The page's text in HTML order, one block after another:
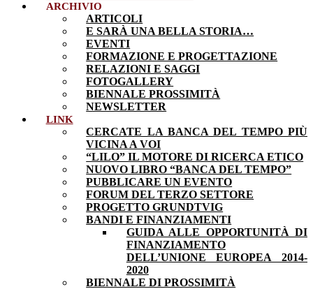
ARCHIVIO
ARTICOLI
E SARÀ UNA BELLA STORIA…
EVENTI
FORMAZIONE E PROGETTAZIONE
RELAZIONI E SAGGI
FOTOGALLERY
BIENNALE PROSSIMITÀ
NEWSLETTER
LINK
CERCATE LA BANCA DEL TEMPO PIÙ
VICINA A VOI
“LILO” IL MOTORE DI RICERCA ETICO
NUOVO LIBRO “BANCA DEL TEMPO”
PUBBLICARE UN EVENTO
FORUM DEL TERZO SETTORE
PROGETTO GRUNDTVIG
BANDI E FINANZIAMENTI
GUIDA ALLE OPPORTUNITÀ DI
FINANZIAMENTO
DELL’UNIONE EUROPEA 2014-
2020
BIENNALE DI PROSSIMITÀ